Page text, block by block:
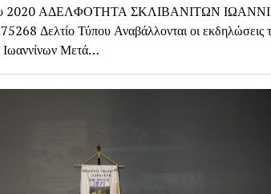
2020 ΑΔΕΛΦΟΤΗΤΑ ΣΚΛΙΒΑΝΙΤΩΝ
Δελτίο Τύπου Αναβάλλονται οι εκδηλώσεις
Ιωαννίνων Μετά…